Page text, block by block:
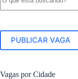
PUBLICAR VAGA
Vagas por Cidade